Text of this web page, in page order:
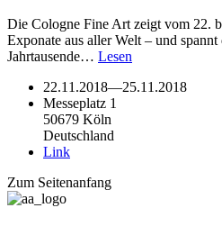
Die Cologne Fine Art zeigt vom 22.
Exponate aus aller Welt – und
Jahrtausende… Lesen
22.11.2018—25.11.2018
Messeplatz 1
50679 Köln
Deutschland
Link
Zum Seitenanfang